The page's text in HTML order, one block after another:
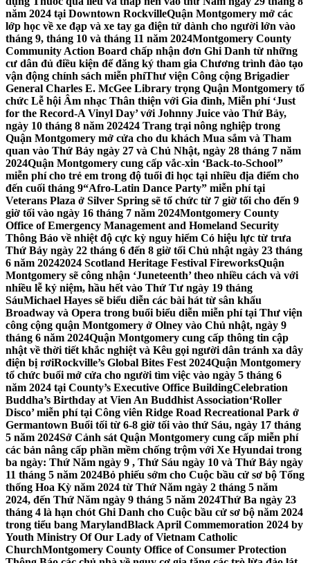
năm 2024 tại Downtown RockvilleQuận Montgomery mở các
lớp học về xe đạp và xe tay ga điện tử dành cho người lớn vào
tháng 9, tháng 10 và tháng 11 năm 2024Montgomery County
Community Action Board chấp nhận đơn Ghi Danh từ những
cư dân đủ điều kiện để đăng ký tham gia Chương trình đào tạo
vận động chính sách miễn phíThư viện Công cộng Brigadier
General Charles E. McGee Library trọng Quận Montgomery tổ
chức Lễ hội Âm nhạc Thân thiện với Gia đình, Miễn phí ‘Just
for the Record-A Vinyl Day’ với Johnny Juice vào Thứ Bảy,
ngày 10 tháng 8 năm 202424 Trang trại nông nghiệp trong
Quận Montgomery mở cửa cho du khách Mua sắm và Tham
quan vào Thứ Bảy ngày 27 và Chủ Nhật, ngày 28 tháng 7 năm
2024Quận Montgomery cung cấp vắc-xin ‘Back-to-School’’
miễn phí cho trẻ em trong độ tuổi đi học tại nhiều địa điểm cho
đến cuối tháng 9“Afro-Latin Dance Party” miễn phí tại
Veterans Plaza ở Silver Spring sẽ tổ chức từ 7 giờ tối cho đến 9
giờ tối vào ngày 16 tháng 7 năm 2024Montgomery County
Office of Emergency Management and Homeland Security
Thông Báo về nhiệt độ cực kỳ nguy hiểm Có hiệu lực từ trưa
Thứ Bảy ngày 22 tháng 6 đến 8 giờ tối Chủ nhật ngày 23 tháng
6 năm 20242024 Scotland Heritage Festival FireworksQuận
Montgomery sẽ công nhận ‘Juneteenth’ theo nhiều cách và với
nhiều lễ kỷ niệm, hầu hết vào Thứ Tư ngày 19 tháng
SáuMichael Hayes sẽ biểu diễn các bài hát từ sân khấu
Broadway và Opera trong buổi biểu diễn miễn phí tại Thư viện
công cộng quận Montgomery ở Olney vào Chủ nhật, ngày 9
tháng 6 năm 2024Quận Montgomery cung cấp thông tin cập
nhật về thời tiết khắc nghiệt và Kêu gọi người dân tránh xa dây
điện bị rơiRockville’s Global Bites Fest 2024Quận Montgomery
tổ chức buổi mở cửa cho người tìm việc vào ngày 5 tháng 6
năm 2024 tại County’s Executive Office BuildingCelebration
Buddha’s Birthday at Vien An Buddhist Association‘Roller
Disco’ miễn phí tại Công viên Ridge Road Recreational Park ở
Germantown Buổi tối từ 6-8 giờ tối vào thứ Sáu, ngày 17 tháng
5 năm 2024Sở Cảnh sát Quận Montgomery cung cấp miễn phí
các bản nâng cấp phần mềm chống trộm với Xe Hyundai trong
ba ngày: Thứ Năm ngày 9 , Thứ Sáu ngày 10 và Thứ Bảy ngày
11 tháng 5 năm 2024Bỏ phiếu sớm cho Cuộc bầu cử sơ bộ Tổng
thống Hoa Kỳ năm 2024 từ Thứ Năm ngày 2 tháng 5 năm
2024, đến Thứ Năm ngày 9 tháng 5 năm 2024Thứ Ba ngày 23
tháng 4 là hạn chót Ghi Danh cho Cuộc bầu cử sơ bộ năm 2024
trong tiểu bang MarylandBlack April Commemoration 2024 by
Youth Ministry Of Our Lady of Vietnam Catholic
ChurchMontgomery County Office of Consumer Protection